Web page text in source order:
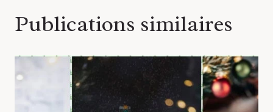
Publications similaires